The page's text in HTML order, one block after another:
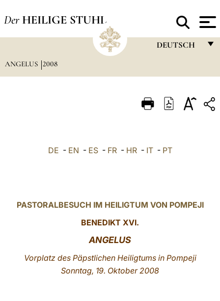
Der HEILIGE STUHL
DEUTSCH
ITALIANO
ANGELUS 2008
DE - EN - ES- FR- HR- IT- PT
PASTORALBESUCH IM HEILIGTUM VON POMPEJI
BENEDIKT XVI.
ANGELUS
Vorplatz des Päpstlichen Heiligtums in Pompeji
Sonntag, 19. Oktober 2008